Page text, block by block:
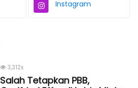
Instagram
3,312x
Salah Tetapkan PBB,